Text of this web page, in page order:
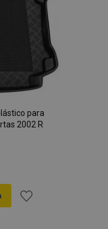
de
Deseos
para
2002 R